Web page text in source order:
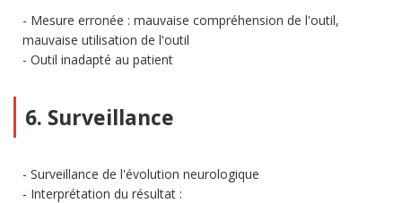
Mesure erronée : mauvaise compréhension de l'outil,
mauvaise utilisation de l'outil
Outil inadapté au patient
6. Surveillance
Surveillance de l'évolution neurologique
Interprétation du résultat :